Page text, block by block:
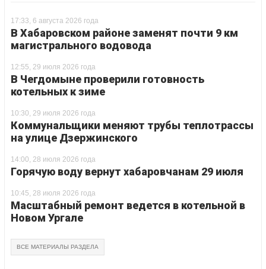
17:33, 6 августа 2026 года
В Хабаровском районе заменят почти 9 км
магистрального водовода
12:55, 29 июля 2026 года
В Чегдомыне проверили готовность
котельных к зиме
10:30, 29 июля 2026 года
Коммунальщики меняют трубы теплотрассы
на улице Дзержинского
14:00, 28 июля 2026 года
Горячую воду вернут хабаровчанам 29 июля
10:45, 28 июля 2026 года
Масштабный ремонт ведется в котельной в
Новом Ургале
ВСЕ МАТЕРИАЛЫ РАЗДЕЛА